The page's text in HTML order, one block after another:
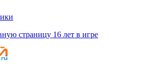
страницу 16 лет в игре